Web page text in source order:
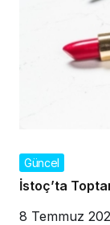
Güncel
İstoç’ta
8 Temmuz